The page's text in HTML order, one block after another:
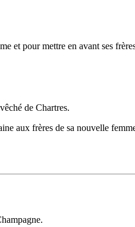
et pour mettre en avant ses
de Chartres.
aux frères de sa nouvelle